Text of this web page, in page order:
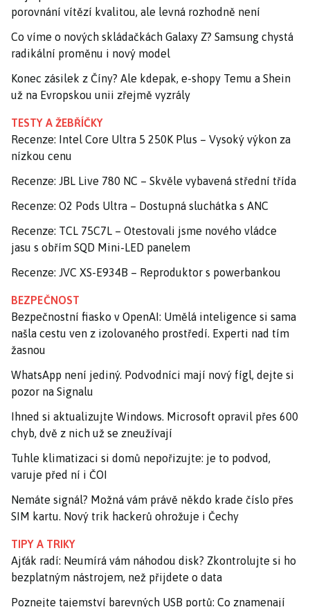
porovnání vítězí kvalitou, ale levná rozhodně není
Co víme o nových skládačkách Galaxy Z? Samsung chystá
radikální proměnu i nový model
Konec zásilek z Číny? Ale kdepak, e-shopy Temu a Shein
už na Evropskou unii zřejmě vyzrály
TESTY A ŽEBŘÍČKY
Recenze: Intel Core Ultra 5 250K Plus – Vysoký výkon za
nízkou cenu
Recenze: JBL Live 780 NC – Skvěle vybavená střední třída
Recenze: O2 Pods Ultra – Dostupná sluchátka s ANC
Recenze: TCL 75C7L – Otestovali jsme nového vládce
jasu s obřím SQD Mini-LED panelem
Recenze: JVC XS-E934B – Reproduktor s powerbankou
BEZPEČNOST
Bezpečnostní fiasko v OpenAI: Umělá inteligence si sama
našla cestu ven z izolovaného prostředí. Experti nad tím
žasnou
WhatsApp není jediný. Podvodníci mají nový fígl, dejte si
pozor na Signalu
Ihned si aktualizujte Windows. Microsoft opravil přes 600
chyb, dvě z nich už se zneužívají
Tuhle klimatizaci si domů nepořizujte: je to podvod,
varuje před ní i ČOI
Nemáte signál? Možná vám právě někdo krade číslo přes
SIM kartu. Nový trik hackerů ohrožuje i Čechy
TIPY A TRIKY
Ajťák radí: Neumírá vám náhodou disk? Zkontrolujte si ho
bezplatným nástrojem, než přijdete o data
Poznejte tajemství barevných USB portů: Co znamenají